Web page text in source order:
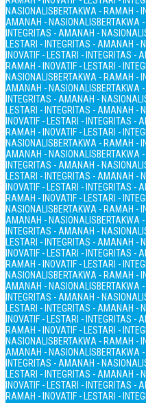
NASIONALISBERTAKWA - RAMAH -
AMANAH - NASIONALISBERTAKWA
INTEGRITAS - AMANAH -
LESTARI - INTEGRITAS - AMANAH -
INOVATIF - LESTARI - INTEGRITAS -
RAMAH - INOVATIF - LESTARI -
NASIONALISBERTAKWA - RAMAH -
AMANAH - NASIONALISBERTAKWA
INTEGRITAS - AMANAH -
LESTARI - INTEGRITAS - AMANAH -
INOVATIF - LESTARI - INTEGRITAS -
RAMAH - INOVATIF - LESTARI -
NASIONALISBERTAKWA - RAMAH -
AMANAH - NASIONALISBERTAKWA
INTEGRITAS - AMANAH -
LESTARI - INTEGRITAS - AMANAH -
INOVATIF - LESTARI - INTEGRITAS -
RAMAH - INOVATIF - LESTARI -
NASIONALISBERTAKWA - RAMAH -
AMANAH - NASIONALISBERTAKWA
INTEGRITAS - AMANAH -
LESTARI - INTEGRITAS - AMANAH -
INOVATIF - LESTARI - INTEGRITAS -
RAMAH - INOVATIF - LESTARI -
NASIONALISBERTAKWA - RAMAH -
AMANAH - NASIONALISBERTAKWA
INTEGRITAS - AMANAH -
LESTARI - INTEGRITAS - AMANAH -
INOVATIF - LESTARI - INTEGRITAS -
RAMAH - INOVATIF - LESTARI -
NASIONALISBERTAKWA - RAMAH -
AMANAH - NASIONALISBERTAKWA
INTEGRITAS - AMANAH -
LESTARI - INTEGRITAS - AMANAH -
INOVATIF - LESTARI - INTEGRITAS -
RAMAH - INOVATIF - LESTARI -